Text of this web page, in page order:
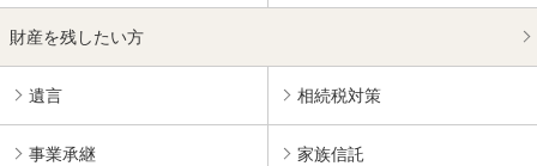
財産を残したい方
遺言 相続税対策
事業承継 家族信託